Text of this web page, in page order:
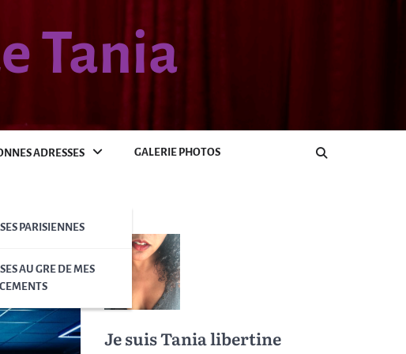
Tania
ADRESSES
PARISIENNES
AU GRE DE MES
GALERIE PHOTOS
Je suis Tania libertine